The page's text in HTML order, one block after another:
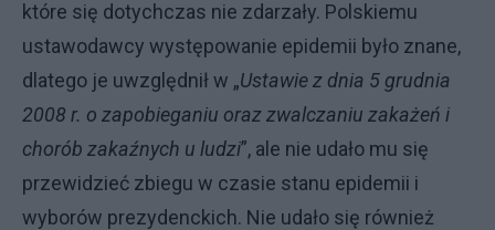
które się dotychczas nie zdarzały. Polskiemu
ustawodawcy występowanie epidemii było znane,
dlatego je uwzględnił w „Ustawie z dnia 5 grudnia
2008 r. o zapobieganiu oraz zwalczaniu zakażeń i
chorób zakaźnych u ludzi”, ale nie udało mu się
przewidzieć zbiegu w czasie stanu epidemii i
wyborów prezydenckich. Nie udało się również